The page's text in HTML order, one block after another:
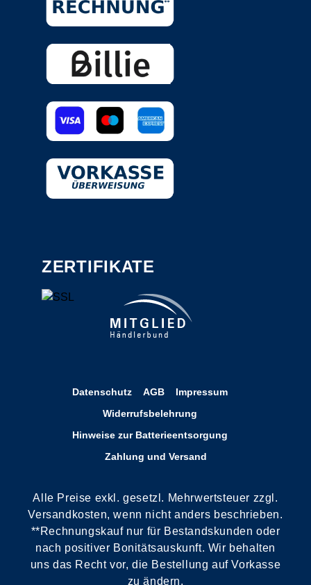
ZERTIFIKATE
Datenschutz AGB
Impressum
Widerrufsbelehrung
Hinweise zur Batterieentsorgung
Zahlung und Versand
Alle Preise exkl. gesetzl. Mehrwertsteuer zzgl.
Versandkosten, wenn nicht anders beschrieben.
**Rechnungskauf nur für Bestandskunden oder
nach positiver Bonitätsauskunft. Wir behalten
uns das Recht vor, die Bestellung auf Vorkasse
zu ändern.